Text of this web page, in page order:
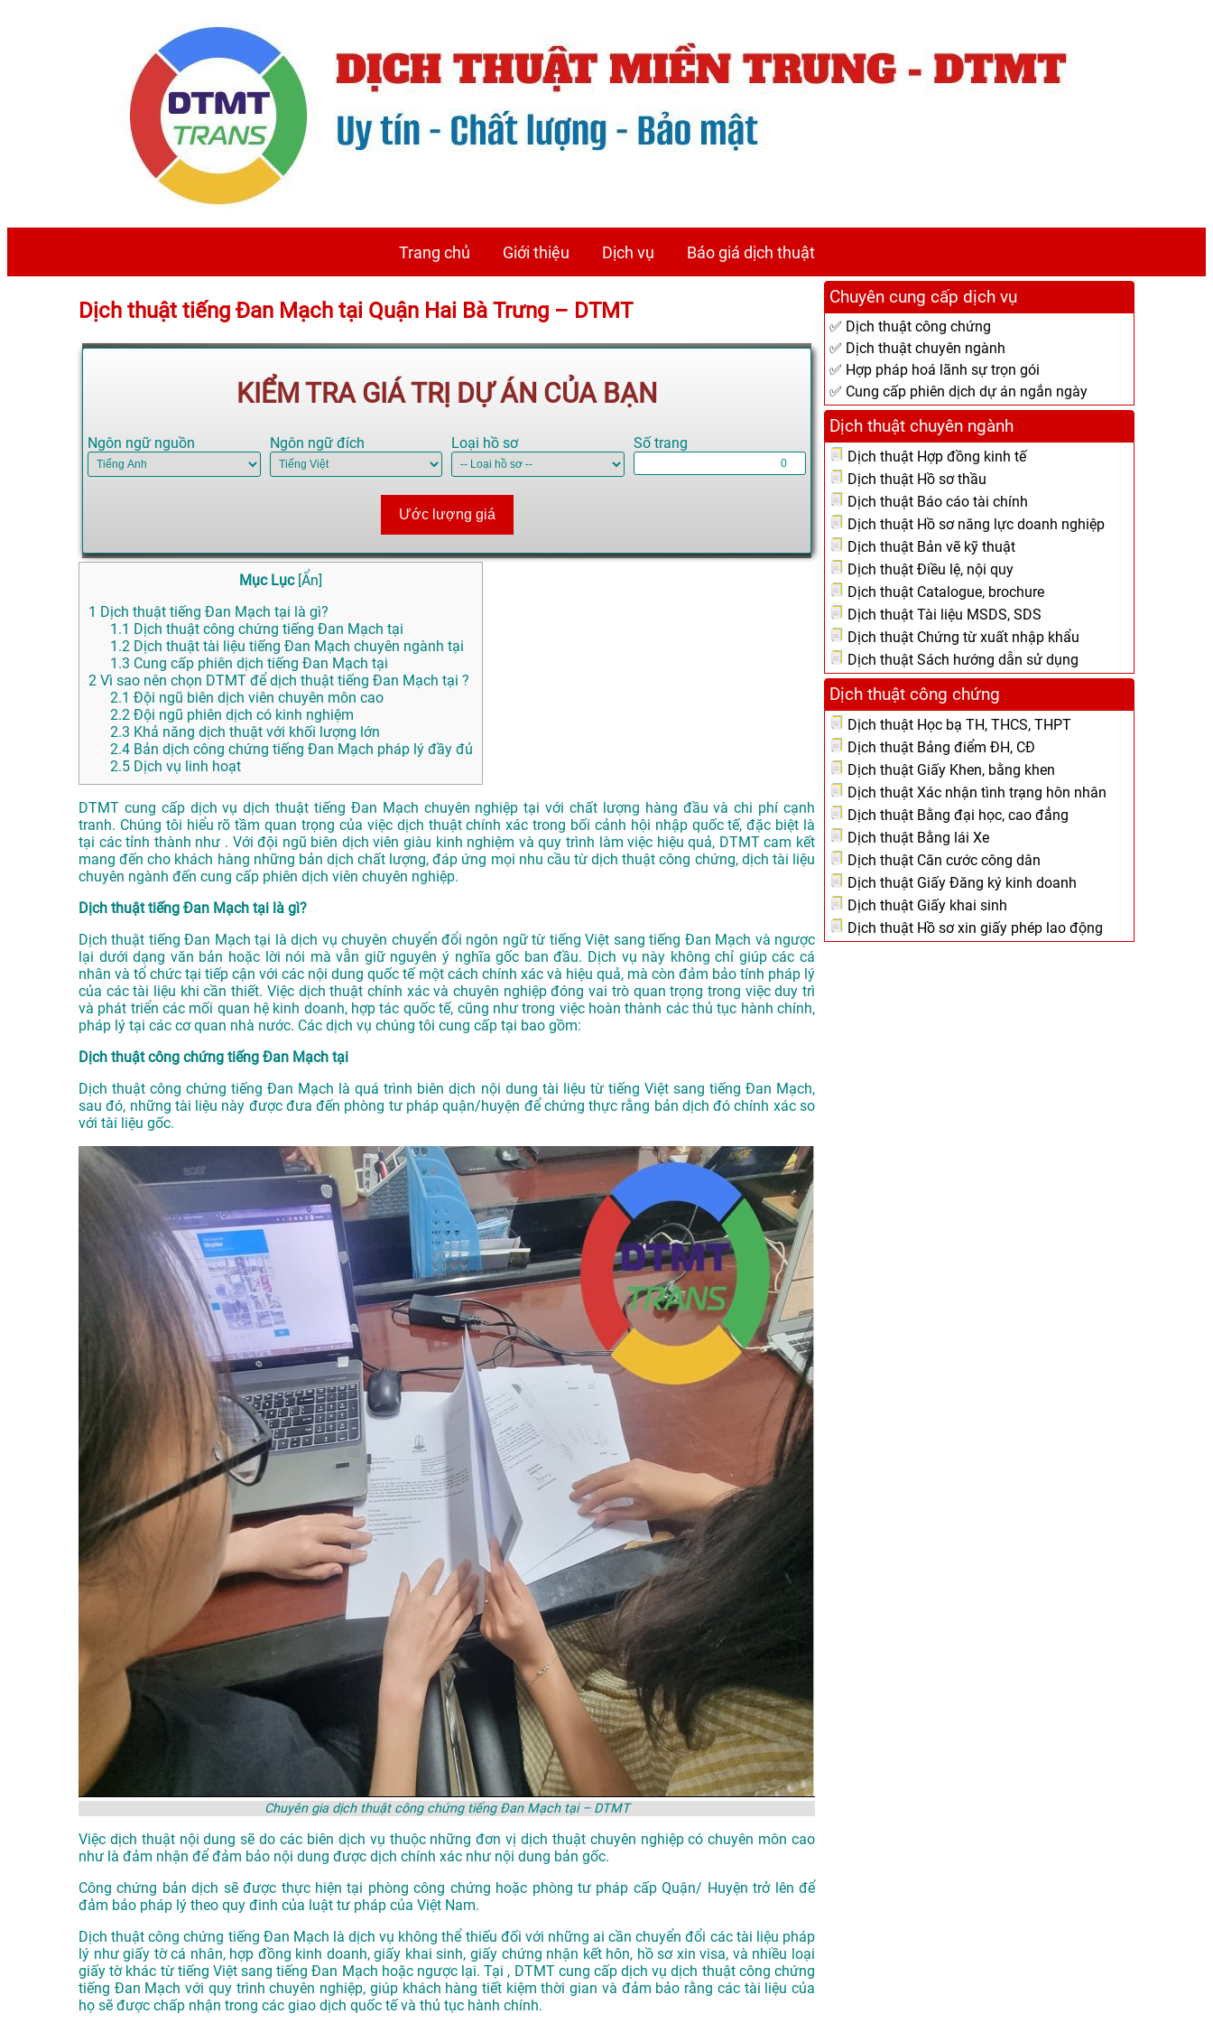
Trang chủ Giới thiệu Dịch vụ Báo giá dịch thuật
Dịch thuật tiếng Đan Mạch tại Quận Hai Bà Trưng – DTMT
KIỂM TRA GIÁ TRỊ DỰ ÁN CỦA BẠN
Ngôn ngữ nguồn Ngôn ngữ đích Loại hồ sơ Số trang
Ước lượng giá
Mục Lục [Ẩn]
1 Dịch thuật tiếng Đan Mạch tại là gì?
1.1 Dịch thuật công chứng tiếng Đan Mạch tại
1.2 Dịch thuật tài liệu tiếng Đan Mạch chuyên ngành tại
1.3 Cung cấp phiên dịch tiếng Đan Mạch tại
2 Vì sao nên chọn DTMT để dịch thuật tiếng Đan Mạch tại ?
2.1 Đội ngũ biên dịch viên chuyên môn cao
2.2 Đội ngũ phiên dịch có kinh nghiệm
2.3 Khả năng dịch thuật với khối lượng lớn
2.4 Bản dịch công chứng tiếng Đan Mạch pháp lý đầy đủ
2.5 Dịch vụ linh hoạt
DTMT cung cấp dịch vụ dịch thuật tiếng Đan Mạch chuyên nghiệp tại với chất lượng hàng đầu và chi phí cạnh
tranh. Chúng tôi hiểu rõ tầm quan trọng của việc dịch thuật chính xác trong bối cảnh hội nhập quốc tế, đặc biệt là
tại các tỉnh thành như . Với đội ngũ biên dịch viên giàu kinh nghiệm và quy trình làm việc hiệu quả, DTMT cam kết
mang đến cho khách hàng những bản dịch chất lượng, đáp ứng mọi nhu cầu từ dịch thuật công chứng, dịch tài liệu
chuyên ngành đến cung cấp phiên dịch viên chuyên nghiệp.
Dịch thuật tiếng Đan Mạch tại là gì?
Dịch thuật tiếng Đan Mạch tại là dịch vụ chuyên chuyển đổi ngôn ngữ từ tiếng Việt sang tiếng Đan Mạch và ngược
lại dưới dạng văn bản hoặc lời nói mà vẫn giữ nguyên ý nghĩa gốc ban đầu. Dịch vụ này không chỉ giúp các cá
nhân và tổ chức tại tiếp cận với các nội dung quốc tế một cách chính xác và hiệu quả, mà còn đảm bảo tính pháp lý
của các tài liệu khi cần thiết. Việc dịch thuật chính xác và chuyên nghiệp đóng vai trò quan trọng trong việc duy trì
và phát triển các mối quan hệ kinh doanh, hợp tác quốc tế, cũng như trong việc hoàn thành các thủ tục hành chính,
pháp lý tại các cơ quan nhà nước. Các dịch vụ chúng tôi cung cấp tại bao gồm:
Dịch thuật công chứng tiếng Đan Mạch tại
Dịch thuật công chứng tiếng Đan Mạch là quá trình biên dịch nội dung tài liệu từ tiếng Việt sang tiếng Đan Mạch,
sau đó, những tài liệu này được đưa đến phòng tư pháp quận/huyện để chứng thực rằng bản dịch đó chính xác so
với tài liệu gốc.
Chuyên gia dịch thuật công chứng tiếng Đan Mạch tại – DTMT
Việc dịch thuật nội dung sẽ do các biên dịch vụ thuộc những đơn vị dịch thuật chuyên nghiệp có chuyên môn cao
như là đảm nhận để đảm bảo nội dung được dịch chính xác như nội dung bản gốc.
Công chứng bản dịch sẽ được thực hiện tại phòng công chứng hoặc phòng tư pháp cấp Quận/ Huyện trở lên để
đảm bảo pháp lý theo quy đinh của luật tư pháp của Việt Nam.
Dịch thuật công chứng tiếng Đan Mạch là dịch vụ không thể thiếu đối với những ai cần chuyển đổi các tài liệu pháp
lý như giấy tờ cá nhân, hợp đồng kinh doanh, giấy khai sinh, giấy chứng nhận kết hôn, hồ sơ xin visa, và nhiều loại
giấy tờ khác từ tiếng Việt sang tiếng Đan Mạch hoặc ngược lại. Tại , DTMT cung cấp dịch vụ dịch thuật công chứng
tiếng Đan Mạch với quy trình chuyên nghiệp, giúp khách hàng tiết kiệm thời gian và đảm bảo rằng các tài liệu của
họ sẽ được chấp nhận trong các giao dịch quốc tế và thủ tục hành chính.
Chuyên cung cấp dịch vụ
✅ Dịch thuật công chứng
✅ Dịch thuật chuyên ngành
✅ Hợp pháp hoá lãnh sự trọn gói
✅ Cung cấp phiên dịch dự án ngắn ngày
Dịch thuật chuyên ngành
Dịch thuật Hợp đồng kinh tế
Dịch thuật Hồ sơ thầu
Dịch thuật Báo cáo tài chính
Dịch thuật Hồ sơ năng lực doanh nghiệp
Dịch thuật Bản vẽ kỹ thuật
Dịch thuật Điều lệ, nội quy
Dịch thuật Catalogue, brochure
Dịch thuật Tài liệu MSDS, SDS
Dịch thuật Chứng từ xuất nhập khẩu
Dịch thuật Sách hướng dẫn sử dụng
Dịch thuật công chứng
Dịch thuật Học bạ TH, THCS, THPT
Dịch thuật Bảng điểm ĐH, CĐ
Dịch thuật Giấy Khen, bằng khen
Dịch thuật Xác nhận tình trạng hôn nhân
Dịch thuật Bằng đại học, cao đẳng
Dịch thuật Bằng lái Xe
Dịch thuật Căn cước công dân
Dịch thuật Giấy Đăng ký kinh doanh
Dịch thuật Giấy khai sinh
Dịch thuật Hồ sơ xin giấy phép lao động